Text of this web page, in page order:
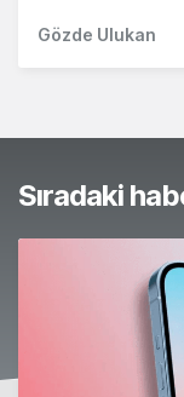
Gözde Ulukan
Sıradaki